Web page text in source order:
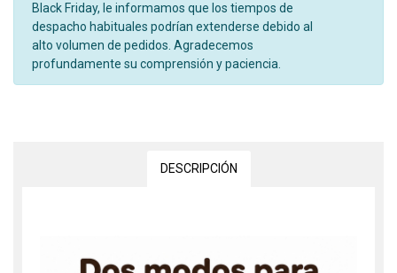
Black Friday, le informamos que los tiempos de
despacho habituales podrían extenderse debido al
alto volumen de pedidos. Agradecemos
profundamente su comprensión y paciencia.
DESCRIPCIÓN